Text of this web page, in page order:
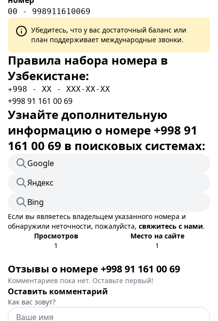
00 - 998911610069
Убедитесь, что у вас достаточный баланс или
план поддерживает международные звонки.
Правила набора номера в
Узбекистане:
+998 - XX - XXX-XX-XX
+998 91 161 00 69
Узнайте дополнительную
информацию о номере +998 91
161 00 69 в поисковых системах:
Google
Яндекс
Bing
Если вы являетесь владельцем указанного номера и
обнаружили неточности, пожалуйста, свяжитесь с нами.
Просмотров
1
Место на сайте
1
Отзывы о номере +998 91 161 00 69
Комментариев пока нет. Оставьте первый!
Оставить комментарий
Как вас зовут?